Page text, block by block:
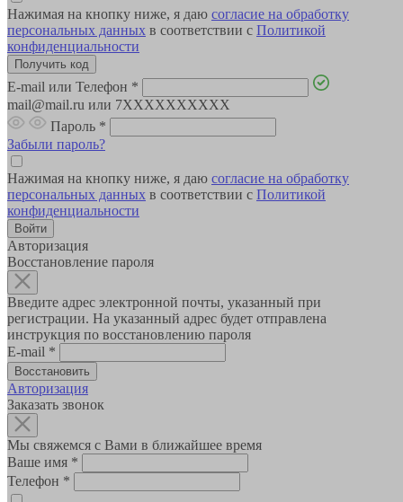
Нажимая на кнопку ниже, я даю согласие на обработку
персональных данных в соответствии с Политикой
конфиденциальности
E-mail или Телефон *
mail@mail.ru или 7XXXXXXXXXX
Пароль *
Забыли пароль?
Нажимая на кнопку ниже, я даю согласие на обработку
персональных данных в соответствии с Политикой
конфиденциальности
Авторизация
Восстановление пароля
Введите адрес электронной почты, указанный при
регистрации. На указанный адрес будет отправлена
инструкция по восстановлению пароля
E-mail *
Авторизация
Заказать звонок
Мы свяжемся с Вами в ближайшее время
Ваше имя *
Телефон *